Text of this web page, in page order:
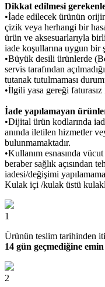
Dikkat edilmesi
•İade edilecek ürünün
çizik veya herhangi bir
ürün ve aksesuarlarıyla
iade koşullarına uygun bir
•Büyük desili ürünlerde
servis tarafından
tutanak tutulmaması
•İlgili yasa gereği
İade yapılamayan
•Dijital ürün kodlarında
anında iletilen hizmetler
bulunmamaktadır.
•Kullanım esnasında
beraber sağlık açısından
iadesi/değişimi
Kulak içi /kulak üstü
1
Ürünün teslim tarihinden
14 gün geçmediğine
2